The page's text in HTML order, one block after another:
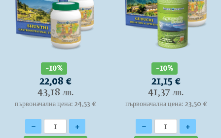
-10%
22,08 €
43,18 лв.
първоначална цена: 24,53 €
Количество
- +
-10%
21,15 €
41,37 лв.
първоначална цена: 23,50 €
Количество
- +